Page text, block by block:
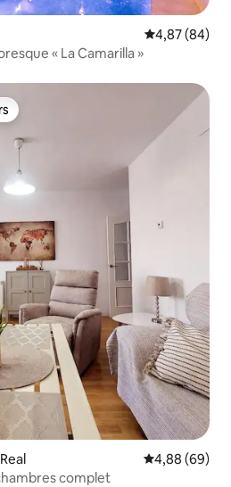
Évaluation
4,87 (84)
« La Camarilla »
Évaluation
4,88 (69)
complet